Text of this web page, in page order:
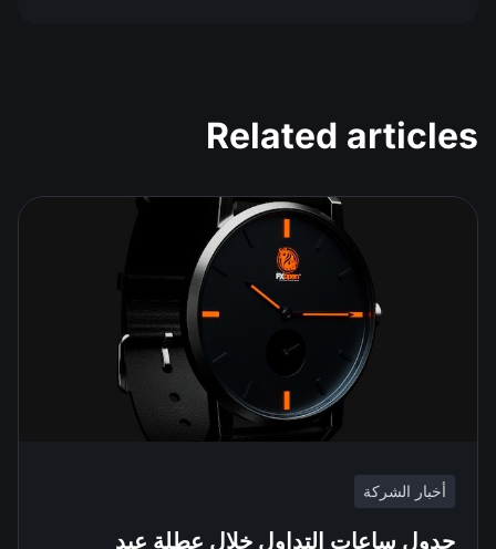
Related articles
أخبار الشركة
جدول ساعات التداول خلال عطلة عيد